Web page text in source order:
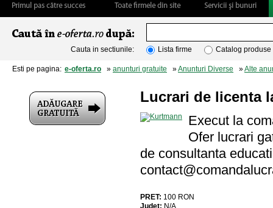
Cauta in sectiunile: Lista firme Catalog produse
Esti pe pagina: e-oferta.ro » anunturi gratuite »Anunturi Diverse »Alte
Lucrari de licenta
Execut la
Ofer lucrari
de consultanta
PRET: 100 RON
Judet: N/A